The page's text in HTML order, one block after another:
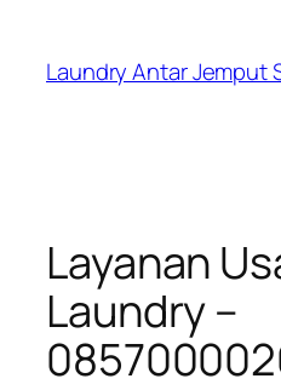
content
Laundry Antar Jemput
Layanan
Laundry –